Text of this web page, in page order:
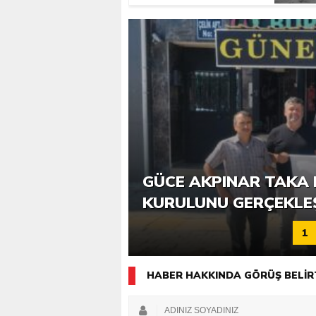
6. GÜCE TEKKEKÖY
KATILIMLA
GÜCE AKPINAR TAKA
KURULUNU
1
HABER HAKKINDA GÖRÜŞ